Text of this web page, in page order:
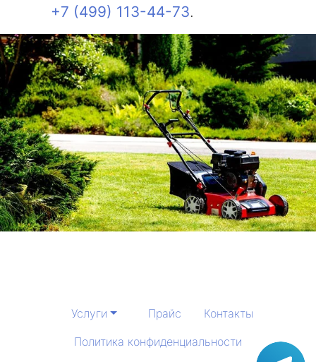
+7 (499) 113-44-73.
Услуги Прайс
Контакты
Политика конфиденциальности